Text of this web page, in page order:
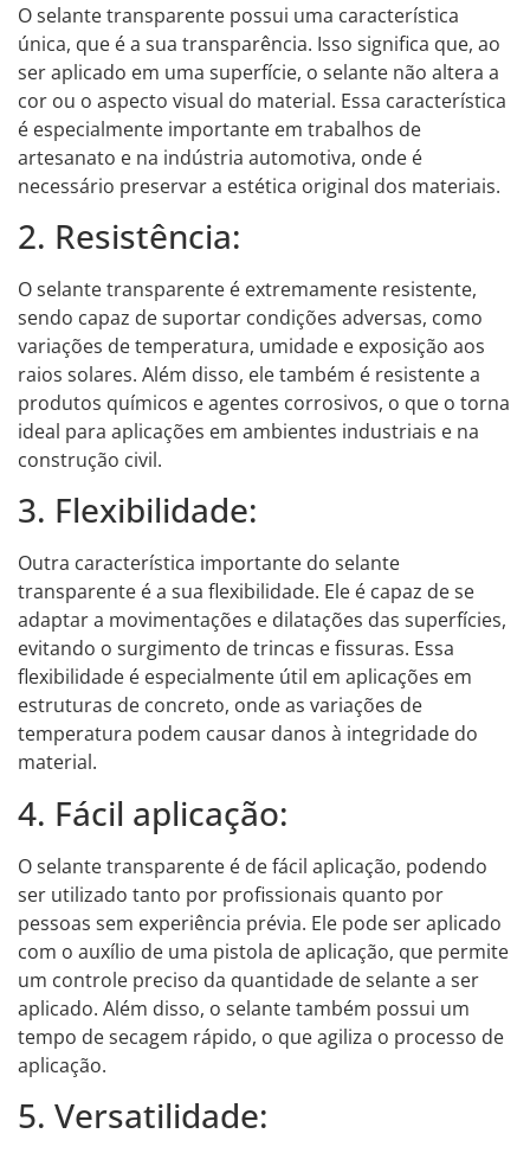
O selante transparente possui uma característica
única, que é a sua transparência. Isso significa que, ao
ser aplicado em uma superfície, o selante não altera a
cor ou o aspecto visual do material. Essa característica
é especialmente importante em trabalhos de
artesanato e na indústria automotiva, onde é
necessário preservar a estética original dos materiais.
2. Resistência:
O selante transparente é extremamente resistente,
sendo capaz de suportar condições adversas, como
variações de temperatura, umidade e exposição aos
raios solares. Além disso, ele também é resistente a
produtos químicos e agentes corrosivos, o que o torna
ideal para aplicações em ambientes industriais e na
construção civil.
3. Flexibilidade:
Outra característica importante do selante
transparente é a sua flexibilidade. Ele é capaz de se
adaptar a movimentações e dilatações das superfícies,
evitando o surgimento de trincas e fissuras. Essa
flexibilidade é especialmente útil em aplicações em
estruturas de concreto, onde as variações de
temperatura podem causar danos à integridade do
material.
4. Fácil aplicação:
O selante transparente é de fácil aplicação, podendo
ser utilizado tanto por profissionais quanto por
pessoas sem experiência prévia. Ele pode ser aplicado
com o auxílio de uma pistola de aplicação, que permite
um controle preciso da quantidade de selante a ser
aplicado. Além disso, o selante também possui um
tempo de secagem rápido, o que agiliza o processo de
aplicação.
5. Versatilidade: